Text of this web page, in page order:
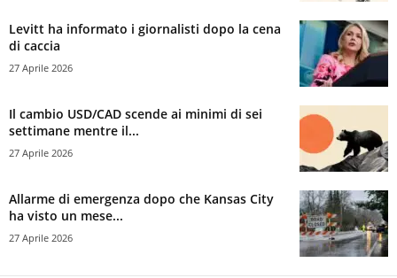
Levitt ha informato i giornalisti dopo la cena
di caccia
27 Aprile 2026
Il cambio USD/CAD scende ai minimi di sei
settimane mentre il...
27 Aprile 2026
Allarme di emergenza dopo che Kansas City
ha visto un mese...
27 Aprile 2026